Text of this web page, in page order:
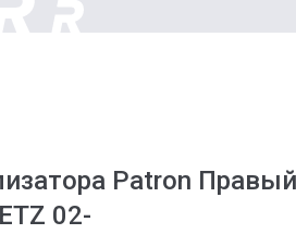
Patron
02-